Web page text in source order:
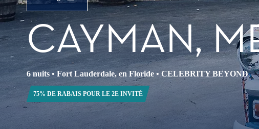
CAYMAN,
6 nuits • Fort Lauderdale, en Floride • CELEBRITY BEYOND
75% DE RABAIS POUR LE 2E INVITÉ